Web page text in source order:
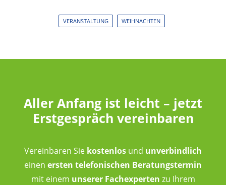
VERANSTALTUNG WEIHNACHTEN
Aller Anfang ist leicht – jetzt
Erstgespräch vereinbaren
Vereinbaren Sie kostenlos und unverbindlich
einen ersten telefonischen Beratungstermin
mit einem unserer Fachexperten zu Ihrem